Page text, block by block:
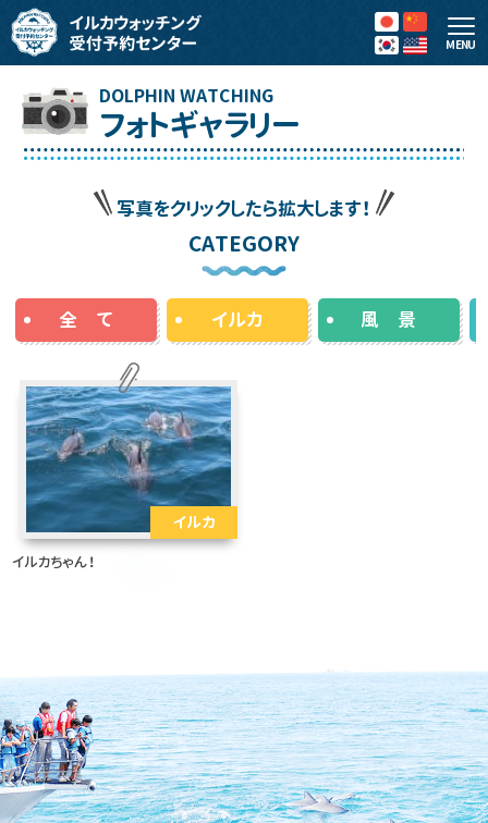
MENU
フォトギャラリー
写真をクリックしたら拡大します！
CATEGORY
全 て イルカ 風 景
イルカ
イルカちゃん！